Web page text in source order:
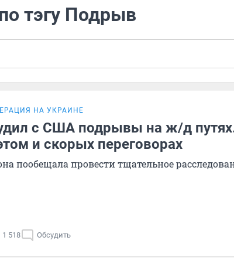
тэгу Подрыв
НА УКРАИНЕ
с США подрывы на ж/д
и скорых переговорах
пообещала провести тщательное
1 518 Обсудить